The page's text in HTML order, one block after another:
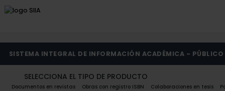
SISTEMA INTEGRAL DE INFORMACIÓN ACADÉMICA - PÚBLICO
SELECCIONA EL TIPO DE PRODUCTO
Documentos en revistas Obras con registro ISBN Colaboraciones en tesis